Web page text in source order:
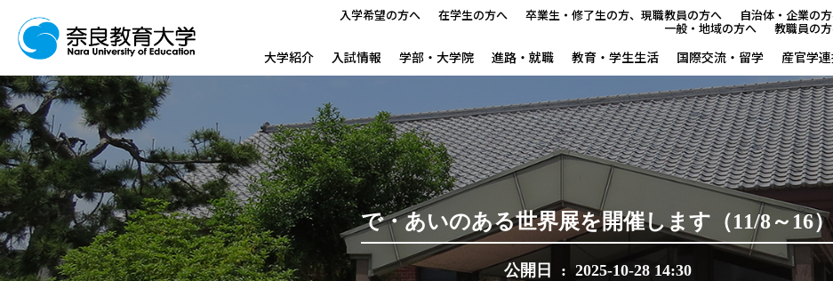
入学希望の方へ 在学生の方へ 卒業生・修了生の方、現職教員の方へ 自治体・企業の
一般・地域の方へ 教職員の
大学紹介 入試情報 学部・大学院 進路・就職 教育・学生生活 国際交流・留学 産官学
教育資料館について
来館案内
常設展「新薬師寺旧境内展」
企画展・イベント
で・あいのある世界展を開催します（11/8～16
公開日 : 2025-10-28 14:30